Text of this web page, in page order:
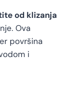
od klizanja
Ova
površina
i